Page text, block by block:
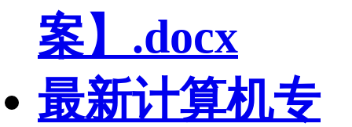
案】.docx
最新计算机专